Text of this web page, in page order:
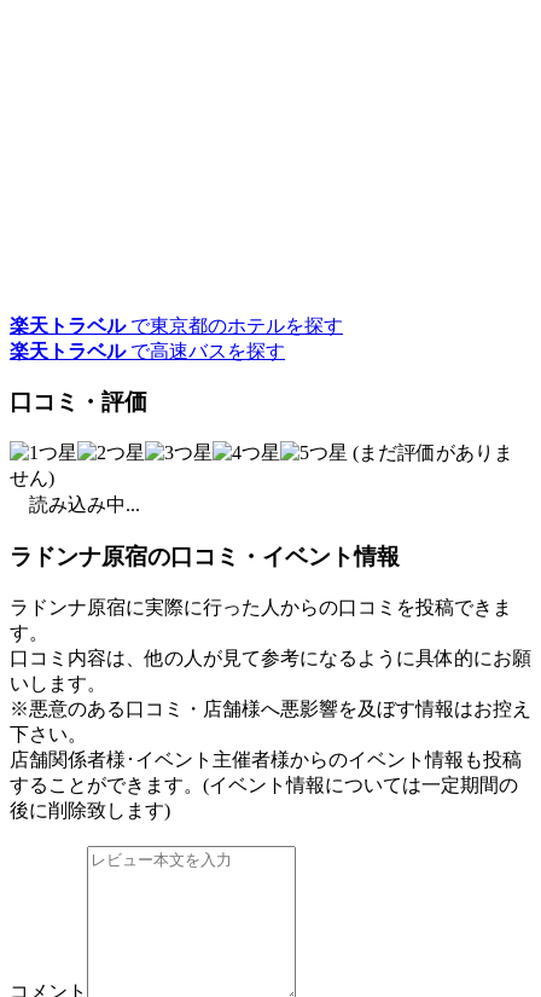
楽天トラベルで東京都のホテルを探す
楽天トラベルで高速バスを探す
口コミ・評価
(まだ評価がありま
せん)
読み込み中...
ラドンナ原宿の口コミ・イベント情報
ラドンナ原宿に実際に行った人からの口コミを投稿できま
す。
口コミ内容は、他の人が見て参考になるように具体的にお願
いします。
※悪意のある口コミ・店舗様へ悪影響を及ぼす情報はお控え
下さい。
店舗関係者様･イベント主催者様からのイベント情報も投稿
することができます。 (イベント情報については一定期間の
後に削除致します)
コメント